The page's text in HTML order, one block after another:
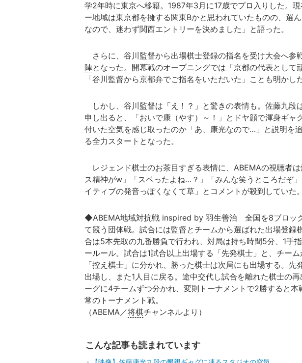
学2年時に東京へ移籍。1987年3月に17歳でプロ入りした。
ー地域は東京都を擁する関東Bかと思われていたものの、選
なので、迷わず関西エントリーを決めました」と語った。
さらに、谷川監督から出場棋士登録の指名を受け大会へ参
陣となった。開幕戦のオープニングでは「京都の代表として
「谷川監督から京都弁でご指名をいただいた」ことも明かした
しかし、谷川監督は「え！？」と驚きの表情も。佐藤九段
申し出ると、「おいで康（やす）～！」とドヤ顔で渾身ギャ
付いた空気を感じ取ったのか「あ、康光なので…」と説明を
る全力スタートとなった。
レジェンド棋士のお茶目すぎる表情に、ABEMAの視聴者
ス精神がw」「スベったよね…？」「みんな笑うところだぞ
イティブの発音っぽくなくて草」とコメントが殺到していた。
◆ABEMA地域対抗戦 inspired by 羽生善治 全国を8ブロッ
て競う団体戦。試合には監督とチームから選ばれた出場登録
合は5本先取の九番勝負で行われ、対局は持ち時間5分、1手
ールール。試合は1試合以上出場する「先発棋士」と、チー
「控え棋士」に分かれ、勝った棋士は次局にも出場する。
出場し、また1人目に戻る。途中交代し試合を離れた棋士の
ーグに4チームずつ分かれ、変則トーナメントで2勝すると
常のトーナメント戦。
（ABEMA／将棋チャンネルより）
こんな記事も読まれています